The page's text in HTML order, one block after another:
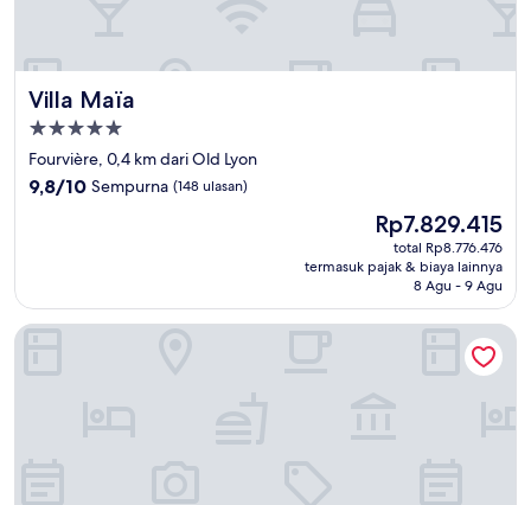
Villa Maïa
Villa Maïa
Properti
bintang
5.0
Fourvière, 0,4 km dari Old Lyon
9.8
9,8/10 Sempurna (148 ulasan)
Harga
sekarang
Rp7.829.415
Rp7.829.415
total Rp8.776.476
termasuk pajak & biaya lainnya
8 Agu - 9 Agu
MiHotel